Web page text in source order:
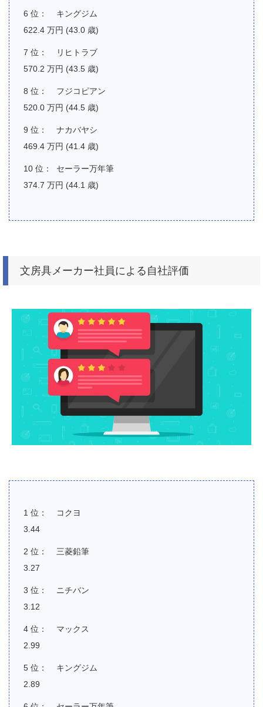
キングジム
622.4 万円 (43.0 歳)
リヒトラブ
570.2 万円 (43.5 歳)
フジコピアン
520.0 万円 (44.5 歳)
ナカバヤシ
469.4 万円 (41.4 歳)
セーラー万年筆
374.7 万円 (44.1 歳)
文房具メーカー社員による自社評価
コクヨ
3.44
三菱鉛筆
3.27
ニチバン
3.12
マックス
2.99
キングジム
2.89